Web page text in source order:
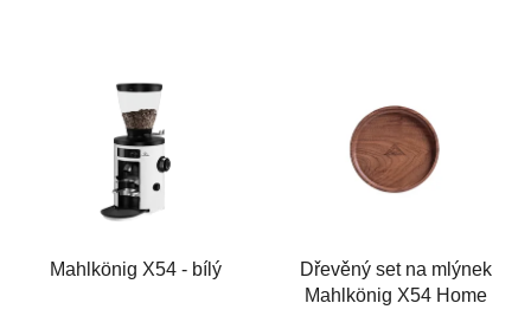
Mahlkönig X54 - bílý
Dřevěný set na mlýnek
Mahlkönig X54 Home